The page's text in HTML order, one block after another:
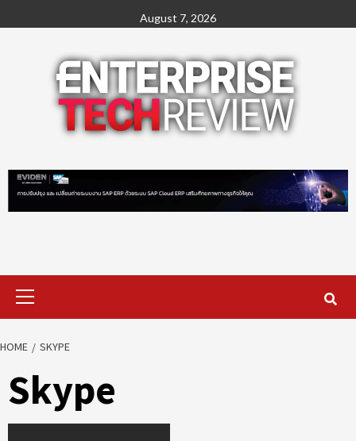
to
August 7, 2026
Primary
Menu
HOME SKYPE
Skype